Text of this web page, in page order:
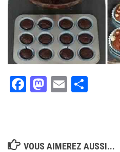
Facebook
Mastodon
Email
VOUS AIMEREZ AUSSI...